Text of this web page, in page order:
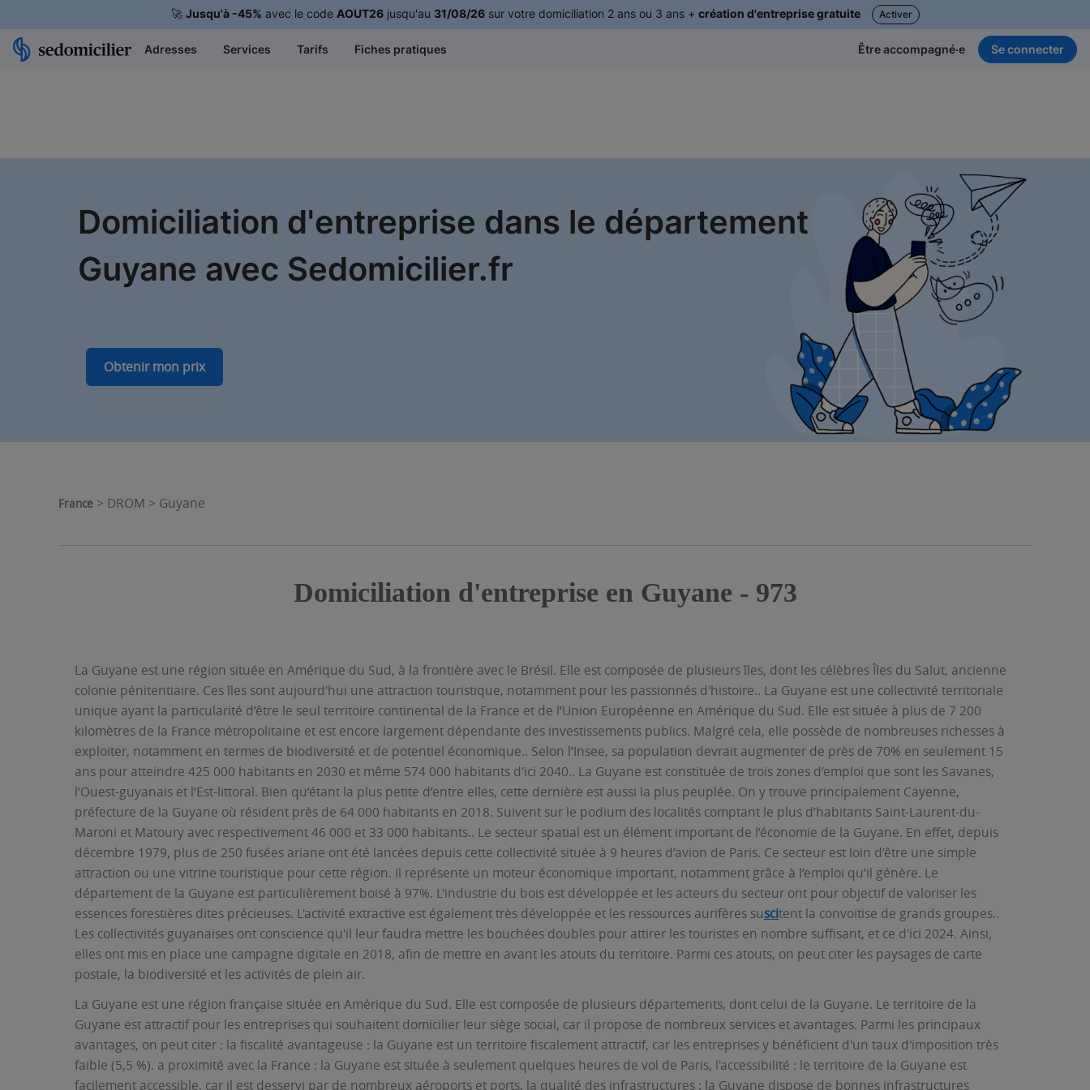
🚀 Jusqu'à -45% avec le code AOUT26jusqu'au 31/08/26sur votre domiciliation 2 ans ou 3 ans + création d'entreprise gratuite Activer
Adresses Services Tarifs Fiches pratiques Être accompagné·e Se connecter
Domiciliation d'entreprise dans le département
Guyane avec Sedomicilier.fr
Obtenir mon prix
France > DROM > Guyane
Domiciliation d'entreprise en Guyane - 973
La Guyane est une région située en Amérique du Sud, à la frontière avec le Brésil. Elle est composée de plusieurs îles, dont les célèbres Îles du Salut, ancienne
colonie pénitentiaire. Ces îles sont aujourd'hui une attraction touristique, notamment pour les passionnés d'histoire.. La Guyane est une collectivité territoriale
unique ayant la particularité d’être le seul territoire continental de la France et de l’Union Européenne en Amérique du Sud. Elle est située à plus de 7 200
kilomètres de la France métropolitaine et est encore largement dépendante des investissements publics. Malgré cela, elle possède de nombreuses richesses à
exploiter, notamment en termes de biodiversité et de potentiel économique.. Selon l’Insee, sa population devrait augmenter de près de 70% en seulement 15
ans pour atteindre 425 000 habitants en 2030 et même 574 000 habitants d'ici 2040.. La Guyane est constituée de trois zones d’emploi que sont les Savanes,
l’Ouest-guyanais et l’Est-littoral. Bien qu’étant la plus petite d’entre elles, cette dernière est aussi la plus peuplée. On y trouve principalement Cayenne,
préfecture de la Guyane où résident près de 64 000 habitants en 2018. Suivent sur le podium des localités comptant le plus d’habitants Saint-Laurent-du-
Maroni et Matoury avec respectivement 46 000 et 33 000 habitants.. Le secteur spatial est un élément important de l’économie de la Guyane. En effet, depuis
décembre 1979, plus de 250 fusées ariane ont été lancées depuis cette collectivité située à 9 heures d’avion de Paris. Ce secteur est loin d’être une simple
attraction ou une vitrine touristique pour cette région. Il représente un moteur économique important, notamment grâce à l’emploi qu’il génère. Le
département de la Guyane est particulièrement boisé à 97%. L'industrie du bois est développée et les acteurs du secteur ont pour objectif de valoriser les
essences forestières dites précieuses. L'activité extractive est également très développée et les ressources aurifères suscitent la convoitise de grands groupes..
Les collectivités guyanaises ont conscience qu'il leur faudra mettre les bouchées doubles pour attirer les touristes en nombre suffisant, et ce d'ici 2024. Ainsi,
elles ont mis en place une campagne digitale en 2018, afin de mettre en avant les atouts du territoire. Parmi ces atouts, on peut citer les paysages de carte
postale, la biodiversité et les activités de plein air.
La Guyane est une région française située en Amérique du Sud. Elle est composée de plusieurs départements, dont celui de la Guyane. Le territoire de la
Guyane est attractif pour les entreprises qui souhaitent domicilier leur siège social, car il propose de nombreux services et avantages. Parmi les principaux
avantages, on peut citer : la fiscalité avantageuse : la Guyane est un territoire fiscalement attractif, car les entreprises y bénéficient d'un taux d'imposition très
faible (5,5 %). a proximité avec la France : la Guyane est située à seulement quelques heures de vol de Paris, l'accessibilité : le territoire de la Guyane est
facilement accessible, car il est desservi par de nombreux aéroports et ports, la qualité des infrastructures : la Guyane dispose de bonnes infrastructures